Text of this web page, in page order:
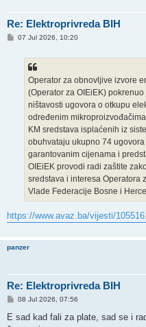
Re: Elektroprivreda BIH
P07 Jul 2026, 10:20
Operator za obnovljive izvore
(Operator za OIEiEK)
ništavosti ugovora o otkupu
određenim
KM sredstava isplaćenih iz
obuhvataju ukupno 74
garantovanim cijenama i
OIEiEK provodi radi zaštite
sredstava i interesa Operatora
Vlade Federacije Bosne i
https://www.avaz.ba/vijesti/
panzer
Re: Elektroprivreda BIH
P
s
08 Jul 2026, 07:56
E sad kad fali za plate, sad se i